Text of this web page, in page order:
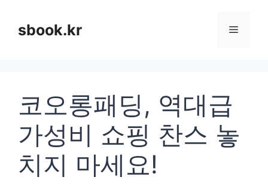
sbook.kr 메
코오롱패딩, 역대급
가성비 쇼핑 찬스 놓
치지 마세요!